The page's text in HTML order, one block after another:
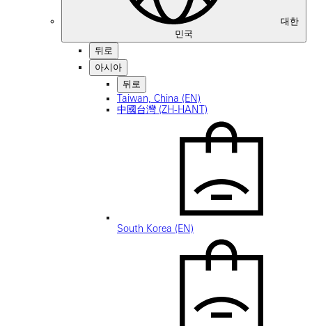
대한
민국
뒤로
아시아
뒤로
Taiwan, China (EN)
中國台灣 (ZH-HANT)
South Korea (EN)